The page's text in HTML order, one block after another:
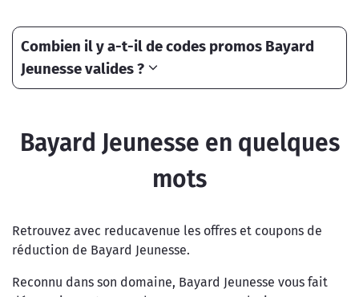
Combien il y a-t-il de codes promos Bayard
Jeunesse valides ?
Bayard Jeunesse en quelques
mots
Retrouvez avec reducavenue les offres et coupons de
réduction de Bayard Jeunesse.
Reconnu dans son domaine, Bayard Jeunesse vous fait